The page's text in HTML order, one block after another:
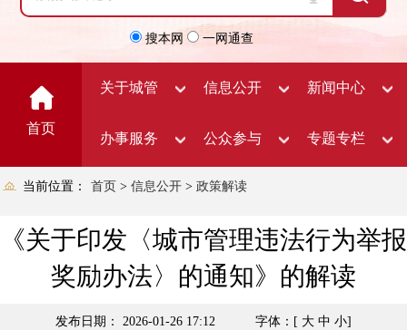
搜本网 一网通查
首页
关于城管 信息公开 新闻中心
办事服务 公众参与 专题专栏
当前位置： 首页 > 信息公开 > 政策解读
《关于印发〈城市管理违法行为举报
奖励办法〉的通知》的解读
发布日期： 2026-01-26 17:12 字体：[ 大 中 小]